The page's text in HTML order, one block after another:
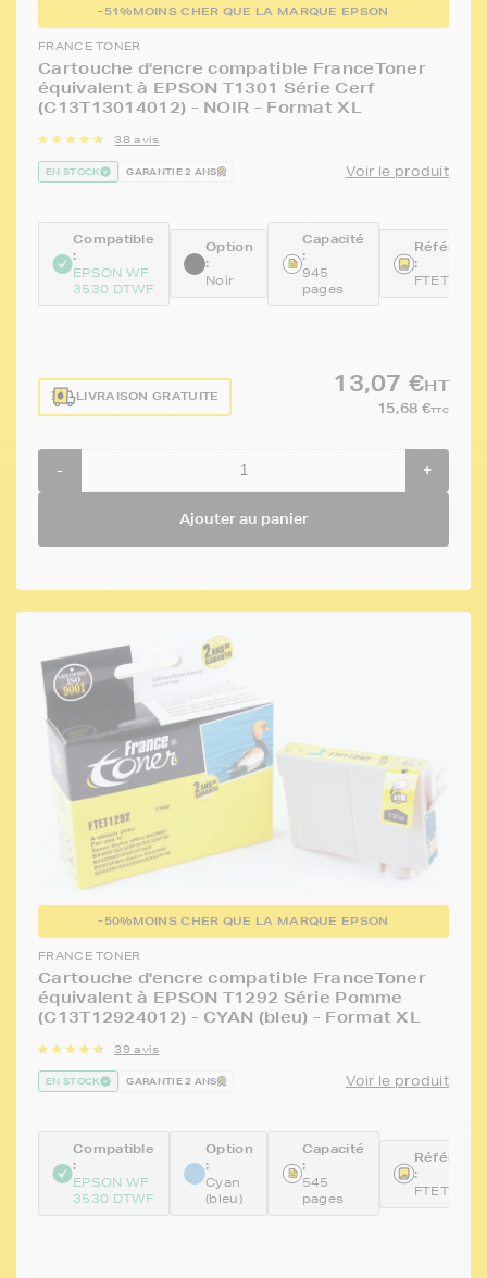
-51%MOINS CHER QUE LA MARQUE EPSON
FRANCE TONER
Cartouche d'encre compatible FranceToner
équivalent à EPSON T1301 Série Cerf
(C13T13014012) - NOIR - Format XL
38 avis
EN STOCK GARANTIE 2 ANS Voir le produit
Compatible
:
EPSON WF
3530 DTWF
Option
:
Noir
Capacité
:
945
pages
:
FTET1301
LIVRAISON GRATUITE
13,07 €HT
15,68 €TTC
- +
Ajouter au panier
-50%MOINS CHER QUE LA MARQUE EPSON
FRANCE TONER
Cartouche d'encre compatible FranceToner
équivalent à EPSON T1292 Série Pomme
(C13T12924012) - CYAN (bleu) - Format XL
39 avis
EN STOCK GARANTIE 2 ANS Voir le produit
Compatible
:
EPSON WF
3530 DTWF
Option
:
Cyan
(bleu)
Capacité
:
545
pages
:
FTET1292